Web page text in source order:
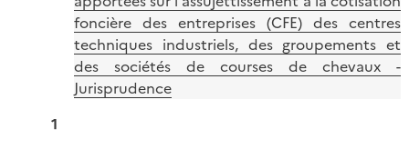
foncière des entreprises (CFE) des centres
techniques industriels, des groupements et
des sociétés de courses de chevaux -
Jurisprudence
1